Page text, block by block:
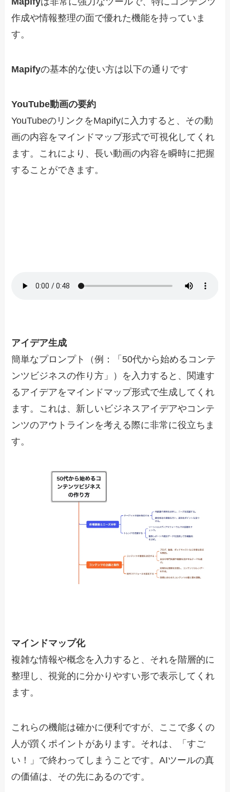
作成や情報整理の面で優れた機能を持っていま
す。
Mapifyの基本的な使い方は以下の通りです
YouTube動画の要約
YouTubeのリンクをMapifyに入力すると、その動
画の内容をマインドマップ形式で可視化してくれ
ます。これにより、長い動画の内容を瞬時に把握
することができます。
アイデア生成
簡単なプロンプト（例：「50代から始めるコンテ
ンツビジネスの作り方」）を入力すると、関連す
るアイデアをマインドマップ形式で生成してくれ
ます。これは、新しいビジネスアイデアやコンテ
ンツのアウトラインを考える際に非常に役立ちま
す。
マインドマップ化
複雑な情報や概念を入力すると、それを階層的に
整理し、視覚的に分かりやすい形で表示してくれ
ます。
これらの機能は確かに便利ですが、ここで多くの
人が躓くポイントがあります。それは、「すご
い！」で終わってしまうことです。AIツールの真
の価値は、その先にあるのです。